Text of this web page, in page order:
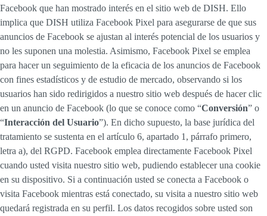
Facebook que han mostrado interés en el sitio web de DISH. Ello
implica que DISH utiliza Facebook Pixel para asegurarse de que sus
anuncios de Facebook se ajustan al interés potencial de los usuarios y
no les suponen una molestia. Asimismo, Facebook Pixel se emplea
para hacer un seguimiento de la eficacia de los anuncios de Facebook
con fines estadísticos y de estudio de mercado, observando si los
usuarios han sido redirigidos a nuestro sitio web después de hacer clic
en un anuncio de Facebook (lo que se conoce como “Conversión” o
“Interacción del Usuario”). En dicho supuesto, la base jurídica del
tratamiento se sustenta en el artículo 6, apartado 1, párrafo primero,
letra a), del RGPD. Facebook emplea directamente Facebook Pixel
cuando usted visita nuestro sitio web, pudiendo establecer una cookie
en su dispositivo. Si a continuación usted se conecta a Facebook o
visita Facebook mientras está conectado, su visita a nuestro sitio web
quedará registrada en su perfil. Los datos recogidos sobre usted son